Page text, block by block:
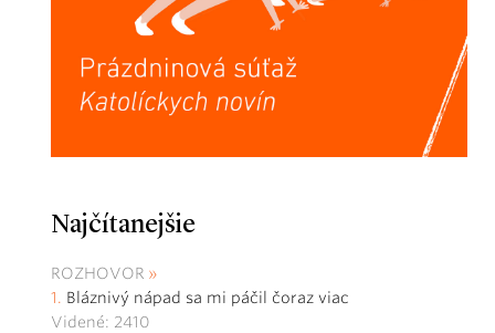
Najčítanejšie
ROZHOVOR
Bláznivý nápad sa mi páčil čoraz viac
Videné: 2410